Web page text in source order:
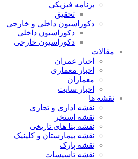
برنامه فیزیکی
تحقیق
دکوراسیون داخلی و خارجی
دکوراسیون داخلی
دکوراسیون خارجی
مقالات
اخبار عمران
اخبار معماری
معماران
اخبار سایت
نقشه ها
نقشه اداری و تجاری
نقشه استخر
نقشه بنا های تاریخی
نقشه بیمارستان و کلینیک
نقشه پارک
نقشه تاسیسات